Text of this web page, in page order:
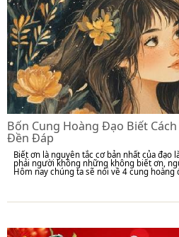
Bốn Cung Hoàng Đạo Biết
Đền Đáp
Biết ơn là nguyên tắc cơ bản nhất của đạo
phải người không những không biết ơn,
Hôm nay chúng ta sẽ nói về 4 cung hoàng